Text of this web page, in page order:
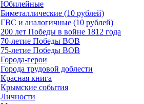
Юбилейные
Биметаллические (10 рублей)
ГВС и аналогичные (10 рублей)
200 лет Победы в войне 1812 года
70-летие Победы ВОВ
75-летие Победы ВОВ
Города-герои
Города трудовой доблести
Красная книга
Крымские события
Личности